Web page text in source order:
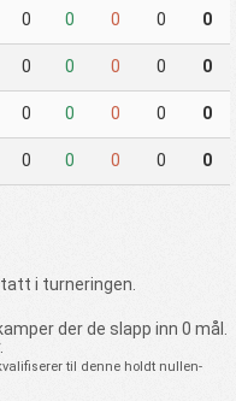
0 0 0 0 0
0 0 0 0 0
0 0 0 0 0
0 0 0 0 0
i turneringen.
der de slapp inn 0 mål.
til denne holdt nullen-